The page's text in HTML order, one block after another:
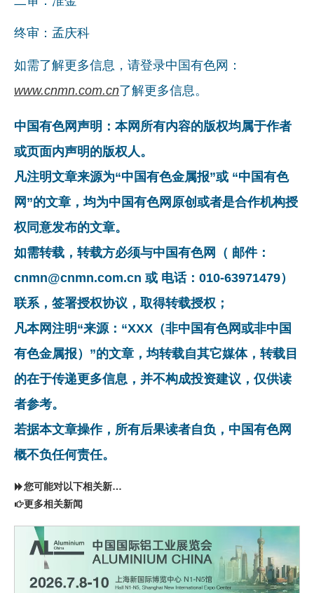
终审：孟庆科
如需了解更多信息，请登录中国有色网：
www.cnmn.com.cn了解更多信息。
中国有色网声明：本网所有内容的版权均属于作者
或页面内声明的版权人。
凡注明文章来源为“中国有色金属报”或 “中国有色
网”的文章，均为中国有色网原创或者是合作机构授
权同意发布的文章。
如需转载，转载方必须与中国有色网（ 邮件：
cnmn@cnmn.com.cn 或 电话：010-63971479）
联系，签署授权协议，取得转载授权；
凡本网注明“来源：“XXX（非中国有色网或非中国
有色金属报）”的文章，均转载自其它媒体，转载目
的在于传递更多信息，并不构成投资建议，仅供读
者参考。
若据本文章操作，所有后果读者自负，中国有色网
概不负任何责任。
您可能对以下相关新闻同样感兴趣
更多相关新闻